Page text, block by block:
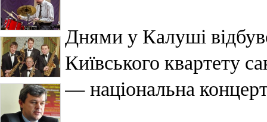
Днями у Калуші
Київського квартету
— національна